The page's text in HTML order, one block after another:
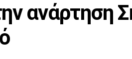
ανάρτηση